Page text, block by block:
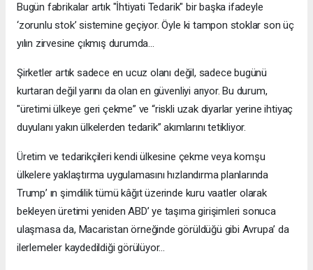
Bugün fabrikalar artık "İhtiyati Tedarik" bir başka ifadeyle
‘zorunlu stok’ sistemine geçiyor. Öyle ki tampon stoklar son üç
yılın zirvesine çıkmış durumda...
Şirketler artık sadece en ucuz olanı değil, sadece bugünü
kurtaran değil yarını da olan en güvenliyi arıyor. Bu durum,
"üretimi ülkeye geri çekme” ve “riskli uzak diyarlar yerine ihtiyaç
duyulanı yakın ülkelerden tedarik” akımlarını tetikliyor.
Üretim ve tedarikçileri kendi ülkesine çekme veya komşu
ülkelere yaklaştırma uygulamasını hızlandırma planlarında
Trump’ ın şimdilik tümü kâğıt üzerinde kuru vaatler olarak
bekleyen üretimi yeniden ABD’ ye taşıma girişimleri sonuca
ulaşmasa da, Macaristan örneğinde görüldüğü gibi Avrupa’ da
ilerlemeler kaydedildiği görülüyor…